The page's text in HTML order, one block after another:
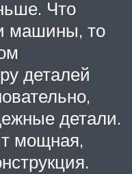
Что
машины, то
деталей
детали.
мощная,